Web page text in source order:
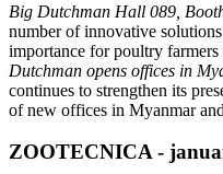
Big Dutchman Hall 089,
number of innovative
importance for poultry
Dutchman opens offices in
continues to strengthen its
of new offices in Myanmar
ZOOTECNICA -